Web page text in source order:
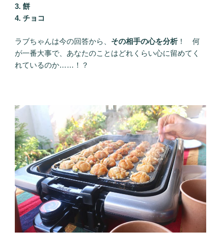
3. 餅
4. チョコ
ラブちゃんは今の回答から、 その相手の心を分析！ 何
が一番大事で、あなたのことはどれくらい心に留めてく
れているのか……！？